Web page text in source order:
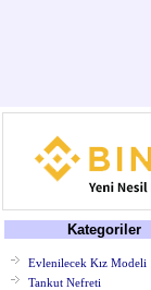
Kategoriler
Evlenilecek Kız Modeli
Tankut Nefreti